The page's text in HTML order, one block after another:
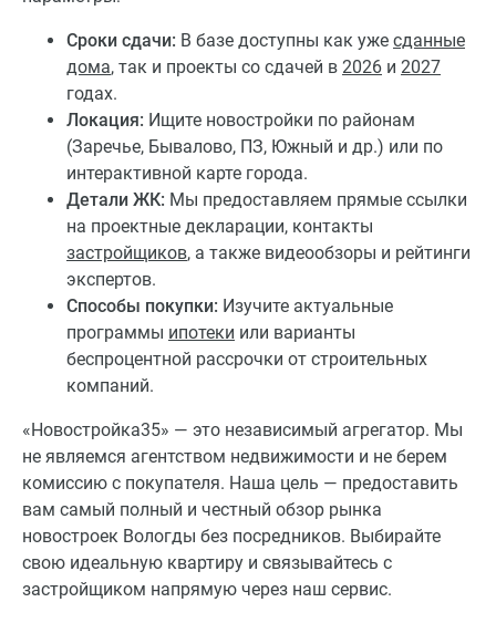
Сроки сдачи: В базе доступны как уже сданные
дома, так и проекты со сдачей в 2026 и 2027
годах.
Локация: Ищите новостройки по районам
(Заречье, Бывалово, ПЗ, Южный и др.) или по
интерактивной карте города.
Детали ЖК: Мы предоставляем прямые ссылки
на проектные декларации, контакты
застройщиков, а также видеообзоры и рейтинги
экспертов.
Способы покупки: Изучите актуальные
программы ипотеки или варианты
беспроцентной рассрочки от строительных
компаний.
«Новостройка35» — это независимый агрегатор. Мы
не являемся агентством недвижимости и не берем
комиссию с покупателя. Наша цель — предоставить
вам самый полный и честный обзор рынка
новостроек Вологды без посредников. Выбирайте
свою идеальную квартиру и связывайтесь с
застройщиком напрямую через наш сервис.